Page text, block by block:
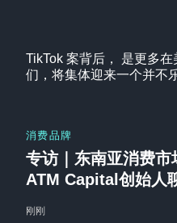
TikTok 案背后， 是更多
们，将集体迎来一个并不
消费品牌
专访｜东南亚消费市
ATM Capital创始人
刚刚